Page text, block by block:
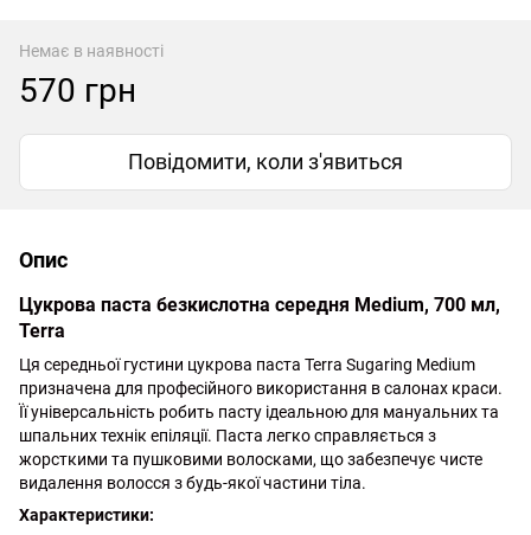
Немає в наявності
570 грн
Повідомити, коли з'явиться
Опис
Цукрова паста безкислотна середня Medium, 700 мл,
Terra
Ця середньої густини цукрова паста Terra Sugaring Medium
призначена для професійного використання в салонах краси.
Її універсальність робить пасту ідеальною для мануальних та
шпальних технік епіляції. Паста легко справляється з
жорсткими та пушковими волосками, що забезпечує чисте
видалення волосся з будь-якої частини тіла.
Характеристики: